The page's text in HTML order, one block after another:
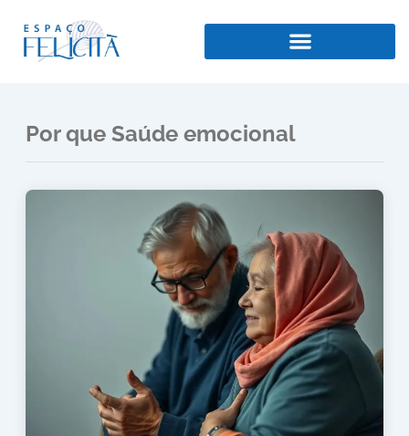
para
Por que Saúde emocional